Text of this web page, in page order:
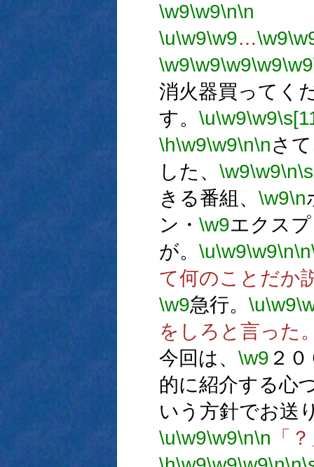
\w9\w9\n\n
\u\w9\w9…\w9
\w9\w9\w9\w9\w9
消火器買ってく
す。 \u\w9\w9
\h\w9\w9\n\nさ
した、 \w9\w9\n
きる番組、 \w9\n
ン・ \w9エクス
が。 \u\w9\w9\n\n
て何のことだか
\w9急行。 \u\w9
をしろと言った
今回は、 \w9 ２
的に紹介する心
いう方針でお送
\u\w9\w9\n\n 「